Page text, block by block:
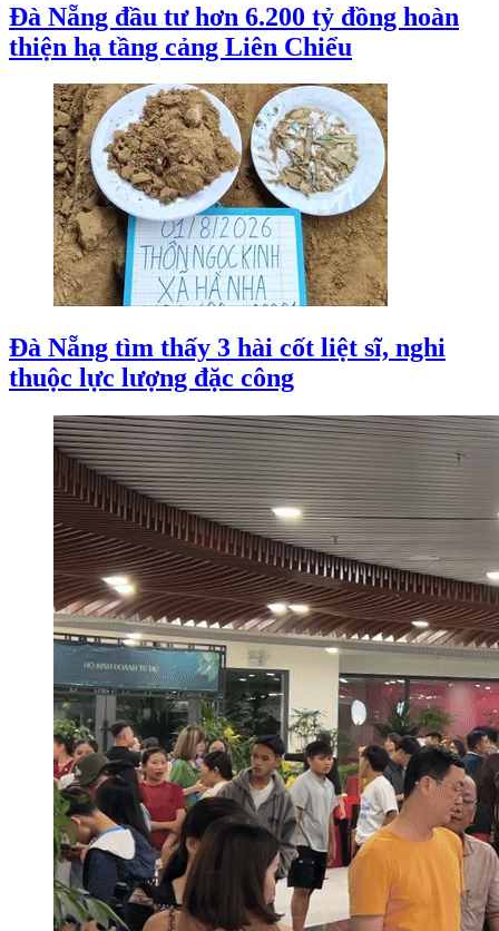
Đà Nẵng đầu tư hơn 6.200 tỷ đồng hoàn
thiện hạ tầng cảng Liên Chiểu
Đà Nẵng tìm thấy 3 hài cốt liệt sĩ, nghi
thuộc lực lượng đặc công